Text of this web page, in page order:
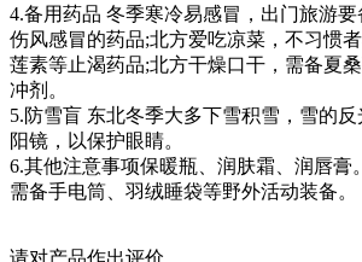
4.备用药品 冬季寒冷易感冒，出门旅游
伤风感冒的药品;北方爱吃凉菜，不习惯
莲素等止渴药品;北方干燥口干，需备夏
冲剂。
5.防雪盲 东北冬季大多下雪积雪，雪的
阳镜，以保护眼睛。
6.其他注意事项保暖瓶、润肤霜、润唇膏
需备手电筒、羽绒睡袋等野外活动装备。
请对产品作出评价